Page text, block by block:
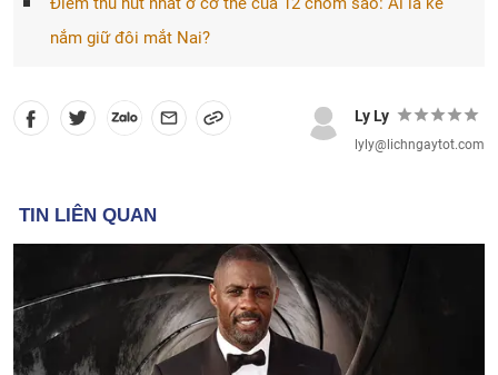
nắm giữ đôi mắt Nai?
Ly Ly
lyly@lichngaytot.com